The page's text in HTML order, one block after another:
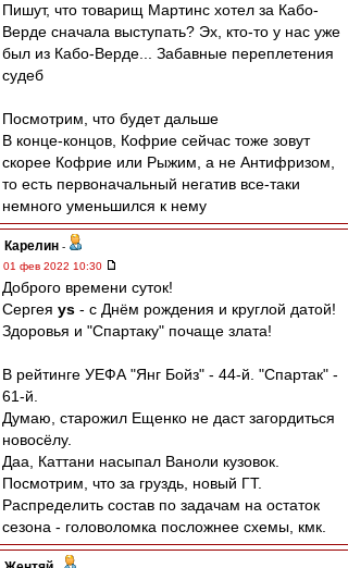
Пишут, что товарищ Мартинс хотел за Кабо-
Верде сначала выступать? Эх, кто-то у нас уже
был из Кабо-Верде... Забавные переплетения
судеб
Посмотрим, что будет дальше
В конце-концов, Кофрие сейчас тоже зовут
скорее Кофрие или Рыжим, а не Антифризом,
то есть первоначальный негатив все-таки
немного уменьшился к нему
Карелин -
01 фев 2022 10:30
Доброго времени суток!
Сергея ys - с Днём рождения и круглой датой!
Здоровья и "Спартаку" почаще злата!
В рейтинге УЕФА "Янг Бойз" - 44-й. "Спартак" -
61-й.
Думаю, старожил Ещенко не даст загордиться
новосёлу.
Даа, Каттани насыпал Ваноли кузовок.
Посмотрим, что за груздь, новый ГТ.
Распределить состав по задачам на остаток
сезона - головоломка посложнее схемы, кмк.